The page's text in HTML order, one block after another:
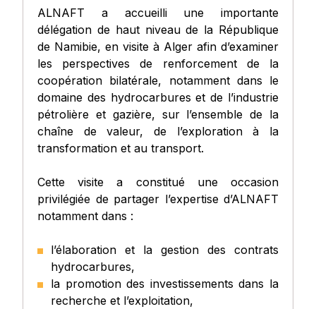
ALNAFT a accueilli une importante
délégation de haut niveau de la République
de Namibie, en visite à Alger afin d’examiner
les perspectives de renforcement de la
coopération bilatérale, notamment dans le
domaine des hydrocarbures et de l’industrie
pétrolière et gazière, sur l’ensemble de la
chaîne de valeur, de l’exploration à la
transformation et au transport.
Cette visite a constitué une occasion
privilégiée de partager l’expertise d’ALNAFT
notamment dans :
l’élaboration et la gestion des contrats
hydrocarbures,
la promotion des investissements dans la
recherche et l’exploitation,